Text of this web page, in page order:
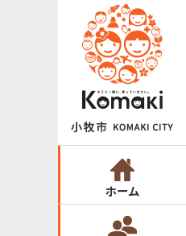
ホーム